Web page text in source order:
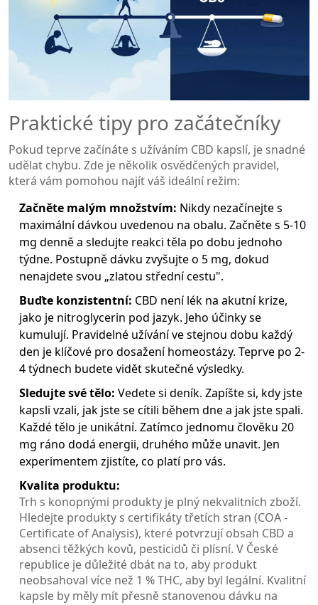
Praktické tipy pro začátečníky
Pokud teprve začínáte s užíváním CBD kapslí, je snadné
udělat chybu. Zde je několik osvědčených pravidel,
která vám pomohou najít váš ideální režim:
Začněte malým množstvím: Nikdy nezačínejte s
maximální dávkou uvedenou na obalu. Začněte s 5-10
mg denně a sledujte reakci těla po dobu jednoho
týdne. Postupně dávku zvyšujte o 5 mg, dokud
nenajdete svou „zlatou střední cestu".
Buďte konzistentní: CBD není lék na akutní krize,
jako je nitroglycerin pod jazyk. Jeho účinky se
kumulují. Pravidelné užívání ve stejnou dobu každý
den je klíčové pro dosažení homeostázy. Teprve po 2-
4 týdnech budete vidět skutečné výsledky.
Sledujte své tělo: Vedete si deník. Zapíšte si, kdy jste
kapsli vzali, jak jste se cítili během dne a jak jste spali.
Každé tělo je unikátní. Zatímco jednomu člověku 20
mg ráno dodá energii, druhého může unavit. Jen
experimentem zjistíte, co platí pro vás.
Kvalita produktu:
Trh s konopnými produkty je plný nekvalitních zboží.
Hledejte produkty s certifikáty třetích stran (COA -
Certificate of Analysis), které potvrzují obsah CBD a
absenci těžkých kovů, pesticidů či plísní. V České
republice je důležité dbát na to, aby produkt
neobsahoval více než 1 % THC, aby byl legální. Kvalitní
kapsle by měly mít přesně stanovenou dávku na